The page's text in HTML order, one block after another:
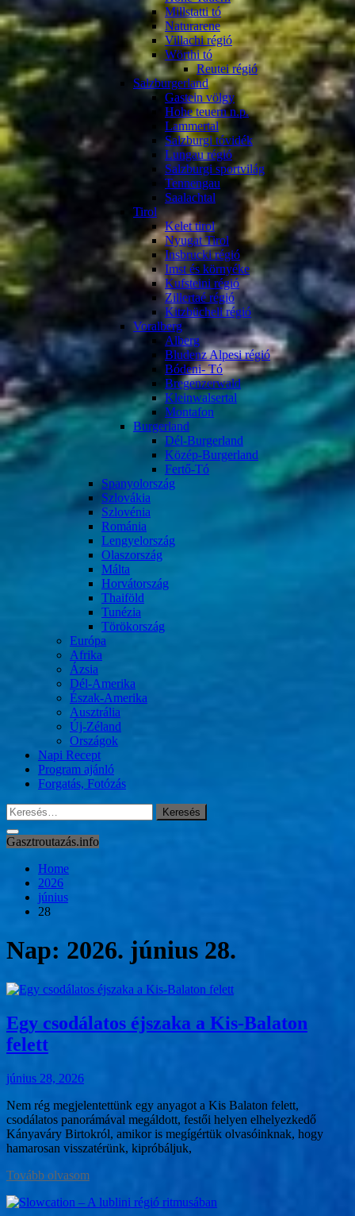
Millstatti tó
Naturarene
Villachi régió
Wörthi tó
Reutei régió
Salzburgerland
Gastein völgy
Hohe teuern n.p.
Lammertal
Salzburgi tóvidék
Lungau régió
Salzburgi sportvilág
Tennengau
Saalachtal
Tirol
Kelet tirol
Nyugat Tirol
Insbrucki régió
Imst és környéke
Kufsteini régió
Zillertaé régió
Kitzbücheli régió
Voralberg
Alberg
Bludenz Alpesi régió
Bódeni- Tó
Bregenzerwald
Kleinwalsertal
Montafon
Burgerland
Dél-Burgerland
Közép-Burgerland
Fertő-Tó
Spanyolország
Szlovákia
Szlovénia
Románia
Lengyelország
Olaszország
Málta
Horvátország
Thaiföld
Tunézia
Törökország
Európa
Afrika
Ázsia
Dél-Amerika
Észak-Amerika
Ausztrália
Új-Zéland
Országok
Napi Recept
Program ajánló
Forgatás, Fotózás
Keresés:
Gasztroutazás.info
Home
2026
június
28
Nap: 2026. június 28.
Egy csodálatos éjszaka a Kis-Balaton
felett
június 28, 2026
Nem rég megjelentettünk egy anyagot a Kis Balaton felett,
csodálatos panorámával megáldott, festői helyen elhelyezkedő
Kányaváry Birtokról, amikor is megígértük olvasóinknak, hogy
hamarosan visszatérünk, kipróbáljuk,
Tovább olvasom